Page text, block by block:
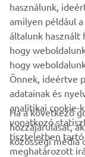
nélkül.
Mindig
közlekedési
VÁLLALATI
használunk,
amilyen például
általunk használt
hogy
hogy
Önnek, ideértve
adatainak és
analitikai cookie-
vonatkozó
tiszteletben tartó
meghatározott
Ha a következő
hozzájárulását,
közösségi média